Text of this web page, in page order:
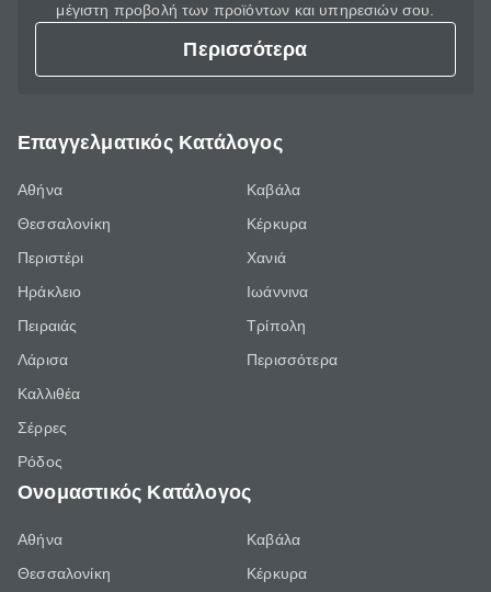
μέγιστη προβολή των προϊόντων και υπηρεσιών σου.
Περισσότερα
Επαγγελματικός Κατάλογος
Αθήνα
Θεσσαλονίκη
Περιστέρι
Ηράκλειο
Πειραιάς
Λάρισα
Καλλιθέα
Σέρρες
Ρόδος
Καβάλα
Κέρκυρα
Χανιά
Ιωάννινα
Τρίπολη
Περισσότερα
Ονομαστικός Κατάλογος
Αθήνα
Θεσσαλονίκη
Καβάλα
Κέρκυρα